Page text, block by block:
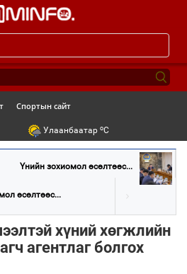
navigation
Спортын сайт
Улаанбаатар oC
Үнийн зохиомол өсөлтөөс...
өсөлтөөс...
хүний хөгжлийн
агентлаг болгох